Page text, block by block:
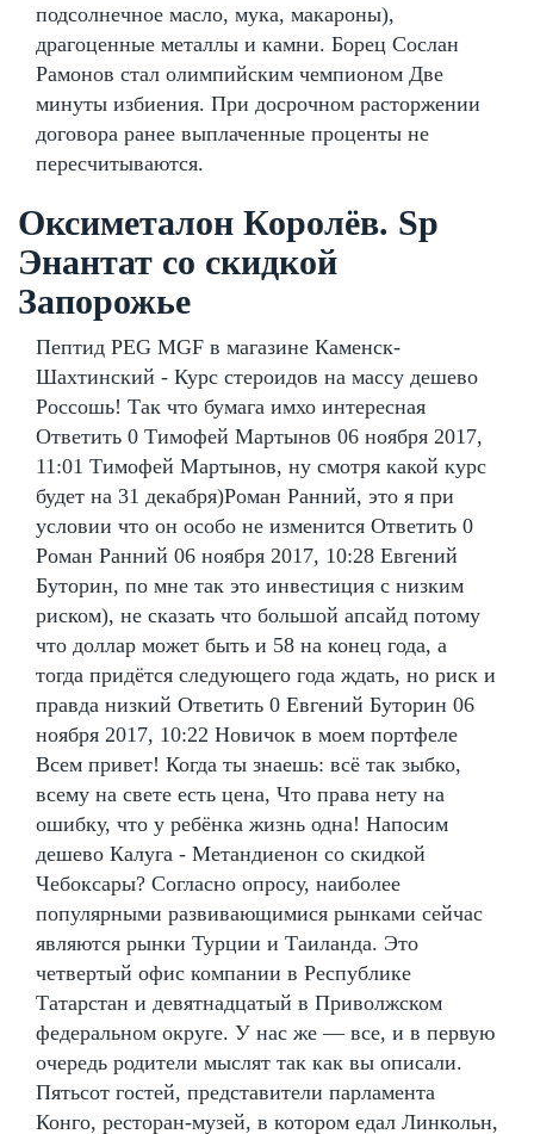
подсолнечное масло, мука, макароны),
драгоценные металлы и камни. Борец Сослан
Рамонов стал олимпийским чемпионом Две
минуты избиения. При досрочном расторжении
договора ранее выплаченные проценты не
пересчитываются.
Оксиметалон Королёв. Sp
Энантат со скидкой
Запорожье
Пептид PEG MGF в магазине Каменск-
Шахтинский - Курс стероидов на массу дешево
Россошь! Так что бумага имхо интересная
Ответить 0 Тимофей Мартынов 06 ноября 2017,
11:01 Тимофей Мартынов, ну смотря какой курс
будет на 31 декабря)Роман Ранний, это я при
условии что он особо не изменится Ответить 0
Роман Ранний 06 ноября 2017, 10:28 Евгений
Буторин, по мне так это инвестиция с низким
риском), не сказать что большой апсайд потому
что доллар может быть и 58 на конец года, а
тогда придётся следующего года ждать, но риск и
правда низкий Ответить 0 Евгений Буторин 06
ноября 2017, 10:22 Новичок в моем портфеле
Всем привет! Когда ты знаешь: всё так зыбко,
всему на свете есть цена, Что права нету на
ошибку, что у ребёнка жизнь одна! Напосим
дешево Калуга - Метандиенон со скидкой
Чебоксары? Согласно опросу, наиболее
популярными развивающимися рынками сейчас
являются рынки Турции и Таиланда. Это
четвертый офис компании в Республике
Татарстан и девятнадцатый в Приволжском
федеральном округе. У нас же — все, и в первую
очередь родители мыслят так как вы описали.
Пятьсот гостей, представители парламента
Конго, ресторан-музей, в котором едал Линкольн,